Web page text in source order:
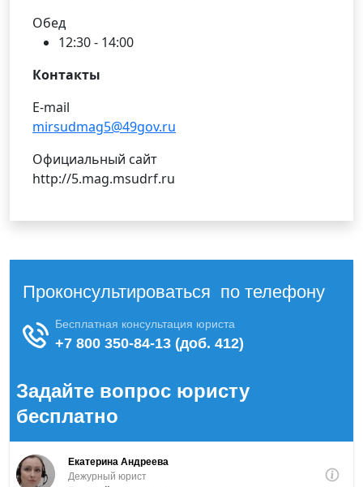
Обед
12:30 - 14:00
Контакты
E-mail
mirsudmag5@49gov.ru
Официальный сайт
http://5.mag.msudrf.ru